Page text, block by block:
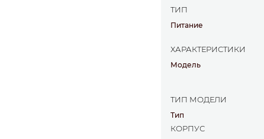
ТИП
Питание
ХАРАКТЕРИСТИКИ
Модель
ТИП МОДЕЛИ
Тип
КОРПУС